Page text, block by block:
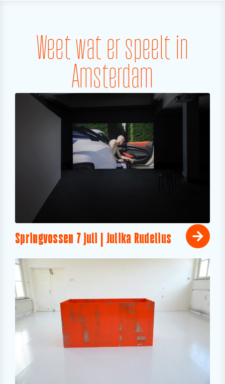
Weet wat er speelt in
Amsterdam
Springvossen 7 juli | Julika Rudelius